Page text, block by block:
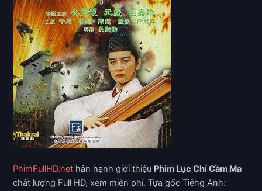
PhimFullHD.net hân hạnh giới thiệu Phim Lục Chỉ Cầm Ma
chất lượng Full HD, xem miễn phí. Tựa gốc Tiếng Anh: